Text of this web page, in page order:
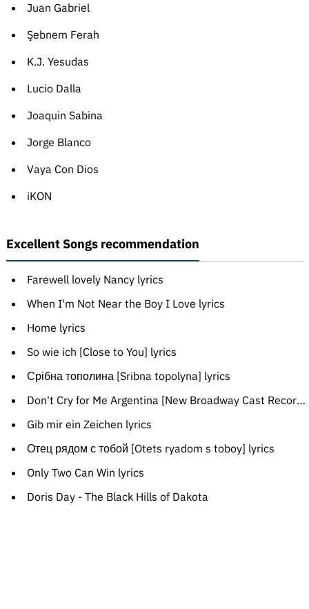
Juan Gabriel
Şebnem Ferah
K.J. Yesudas
Lucio Dalla
Joaquin Sabina
Jorge Blanco
Vaya Con Dios
iKON
Excellent Songs recommendation
Farewell lovely Nancy lyrics
When I'm Not Near the Boy I Love lyrics
Home lyrics
So wie ich [Close to You] lyrics
Срібна тополина [Sribna topolyna] lyrics
Don't Cry for Me Argentina [New Broadway Cast Recording [2012]] lyrics
Gib mir ein Zeichen lyrics
Отец рядом с тобой [Otets ryadom s toboy] lyrics
Only Two Can Win lyrics
Doris Day - The Black Hills of Dakota